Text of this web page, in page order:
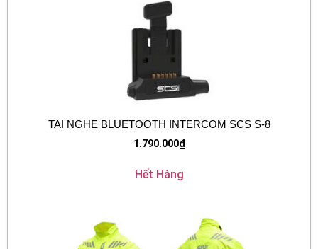
TAI NGHE BLUETOOTH INTERCOM SCS S-8
1.790.000₫
Hết Hàng